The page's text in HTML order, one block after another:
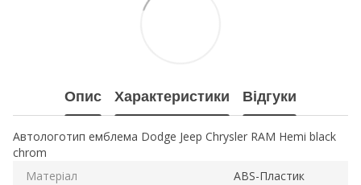
Опис Характеристики Відгуки
Автологотип емблема Dodge Jeep Chrysler RAM Hemi black
chrom
Матеріал
ABS-Пластик